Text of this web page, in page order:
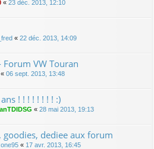
« 23 déc. 2013, 12:10
« 22 déc. 2013, 14:09
VW Touran
« 06 sept. 2013, 13:48
! ! ! ! ! ! ! ! :)
« 28 mai 2013, 19:13
goodies, dediee aux forum
« 17 avr. 2013, 16:45